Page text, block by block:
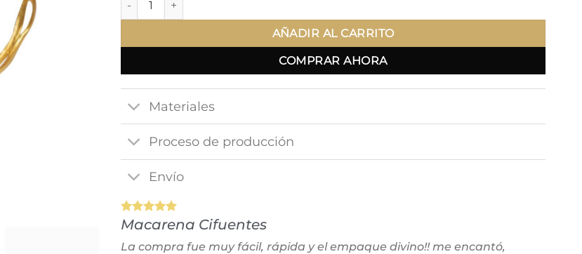
AÑADIR AL CARRITO
COMPRAR AHORA
Materiales
Proceso de producción
Envío
Macarena Cifuentes
La compra fue muy fácil, rápida y el empaque divino!! me encantó,